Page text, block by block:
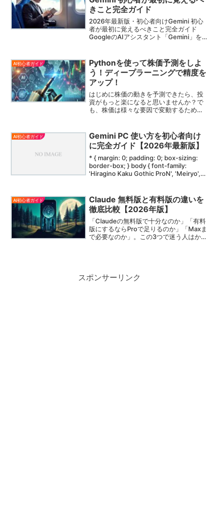
化しています。本記事は最新情報に基づ
いて作成されており、実践的で信頼でき
るコンテンツをお約束します。
きこと完全ガイド
2026年最新版・初心者向けGemini 初心
者が最初に覚えるべきこと完全ガイド
GoogleのAIアシスタント「Gemini」を
初に覚えるべき使い方、注意点、...
AI初心者ガイド
Pythonを使って株価予測をしよ
う！ディープラーニングで精度を
アップ！
はじめに株価の動きを予測できたら、投
資がもっと楽になると思いませんか？で
も、株価は様々な要因で変動するため、
活用することで、より精度の高い予測が
可能になるかもしれ...
AI初心者ガイド
Gemini PC 使い方を初心者向け
に完全ガイド【2026年最新版】
* { margin: 0; padding: 0; box-sizing:
border-box; } body { font-family:
'Hiragino Kaku Gothic ProN', 'Meiryo',
AI初心者ガイド
Claude 無料版と有料版の違いを
徹底比較【2026年版】
「Claudeの無料版で十分なのか」「有料
版にするならProで足りるのか」「Maxま
で必要なのか」。この3つで迷う人はかな
2026年にかけて、Web検索の全プラン展
開、メモリー機能の全ユーザー対応、
スポンサーリンク